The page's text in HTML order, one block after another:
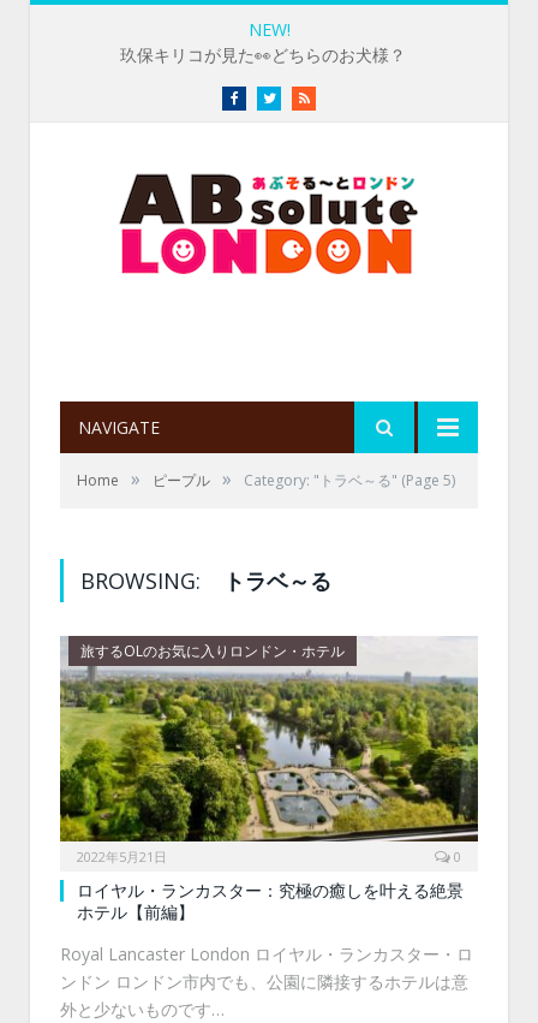
NEW!
玖保キリコが見た👀どちらのお犬様？
FacebookTwitterRSS
NAVIGATE
Home » ピープル » Category: "トラベ～る" (Page 5)
BROWSING: トラベ～る
旅するOLのお気に入りロンドン・ホテル
2022年5月21日 0
ロイヤル・ランカスター：究極の癒しを叶える絶景
ホテル【前編】
Royal Lancaster London ロイヤル・ランカスター・ロ
ンドン ロンドン市内でも、公園に隣接するホテルは意
外と少ないものです…